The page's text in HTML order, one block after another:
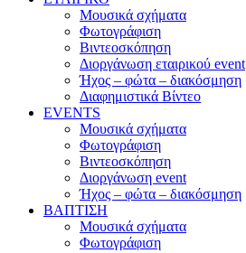
Μουσικά σχήματα
Φωτογράφιση
Βιντεοσκόπηση
Διοργάνωση εταιρικού event
Ήχος – φώτα – διακόσμηση
Διαφημιστικά Βίντεο
EVENTS
Μουσικά σχήματα
Φωτογράφιση
Βιντεοσκόπηση
Διοργάνωση event
Ήχος – φώτα – διακόσμηση
ΒΑΠΤΙΣΗ
Μουσικά σχήματα
Φωτογράφιση